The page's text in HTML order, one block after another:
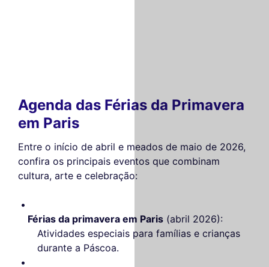
Agenda das Férias da Primavera
em Paris
Entre o início de abril e meados de maio de 2026,
confira os principais eventos que combinam
cultura, arte e celebração:
Férias da primavera em Paris (abril 2026):
Atividades especiais para famílias e crianças
durante a Páscoa.